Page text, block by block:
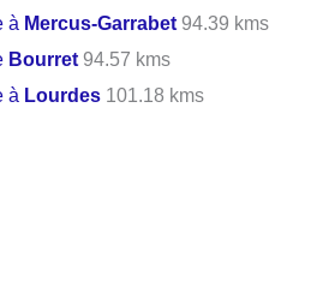
à Mercus-Garrabet 94.39 kms
Bourret 94.57 kms
à Lourdes 101.18 kms